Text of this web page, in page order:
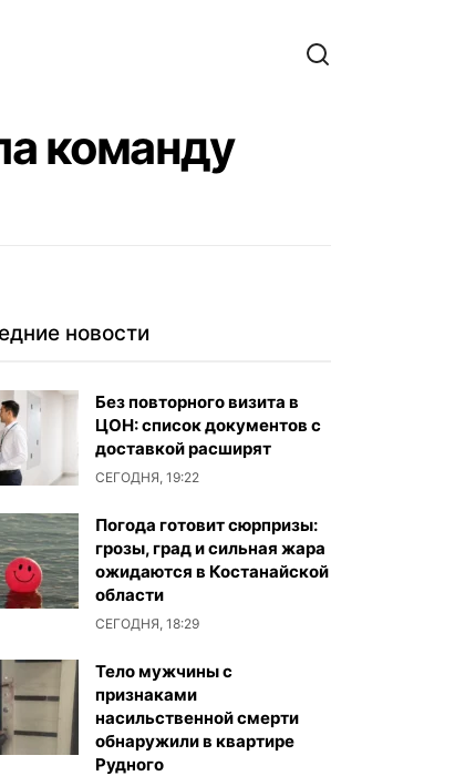
команду
новости
Без повторного визита в
ЦОН: список документов с
доставкой расширят
СЕГОДНЯ, 19:22
Погода готовит сюрпризы:
грозы, град и сильная жара
ожидаются в Костанайской
области
СЕГОДНЯ, 18:29
Тело мужчины с
признаками
насильственной смерти
обнаружили в квартире
Рудного